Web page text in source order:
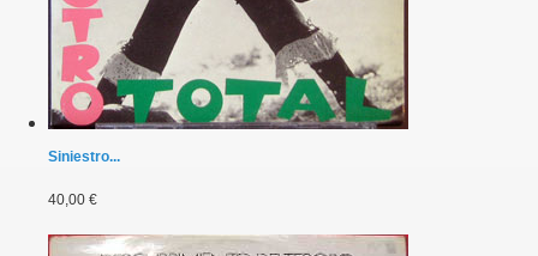
Siniestro...
40,00 €